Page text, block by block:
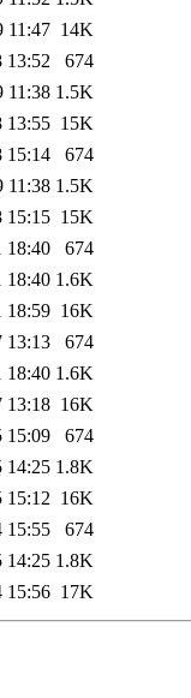
11:47 14K
13:52
674
11:38 1.5K
13:55 15K
15:14
674
11:38 1.5K
15:15 15K
18:40
674
18:40 1.6K
18:59 16K
13:13
674
18:40 1.6K
13:18 16K
15:09
674
14:25 1.8K
15:12 16K
15:55
674
14:25 1.8K
15:56 17K